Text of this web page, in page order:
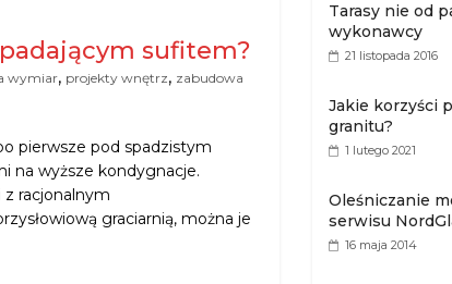
sufitem?
wymiar, projekty wnętrz, zabudowa
pierwsze pod spadzistym
na wyższe kondygnacje.
racjonalnym
graciarnią, można je
Tarasy nie od
wykonawcy
21 listopada 2016
Jakie korzyści
granitu?
1 lutego 2021
Oleśniczanie
serwisu
16 maja 2014